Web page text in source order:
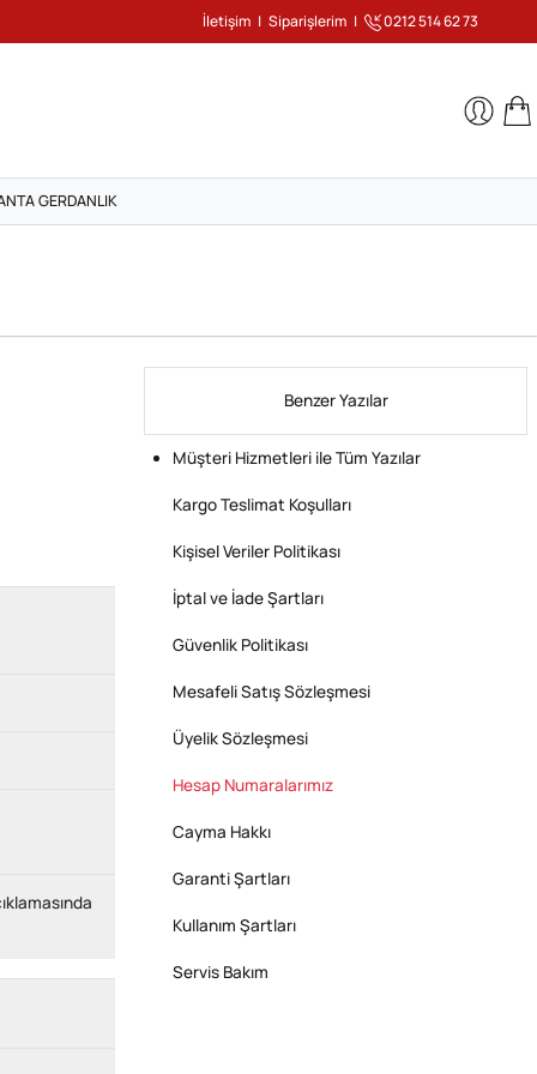
İletişim | Siparişlerim | 0212 514 62 73
GERDANLIK
Benzer Yazılar
Müşteri Hizmetleri ile Tüm Yazılar
Kargo Teslimat Koşulları
Kişisel Veriler Politikası
İptal ve İade Şartları
Güvenlik Politikası
Mesafeli Satış Sözleşmesi
Üyelik Sözleşmesi
Hesap Numaralarımız
Cayma Hakkı
Garanti Şartları
Kullanım Şartları
Servis Bakım